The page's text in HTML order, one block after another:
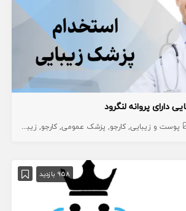
دارای پروانه لنگرود
پوست و زیبایی کارجو پزشک عمومی کارجو زیبایی
958 بازدید